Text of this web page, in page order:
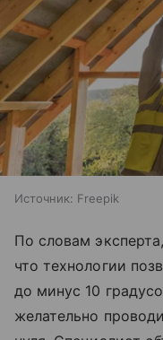
Источник: Freepik
По словам
что технологии
до минус 10
желательно